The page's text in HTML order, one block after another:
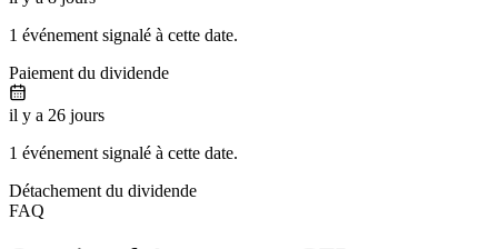
1 événement signalé à cette date.
Paiement du dividende
il y a 26 jours
1 événement signalé à cette date.
Détachement du dividende
FAQ